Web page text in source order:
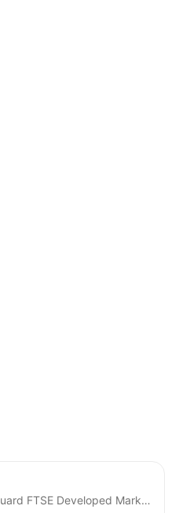
Vanguard FTSE Developed Markets ETF